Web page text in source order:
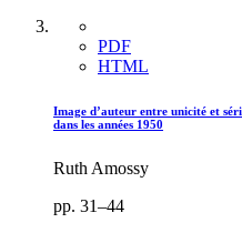
PDF
HTML
Image d’auteur entre unicité et
dans les années 1950
Ruth Amossy
pp. 31–44